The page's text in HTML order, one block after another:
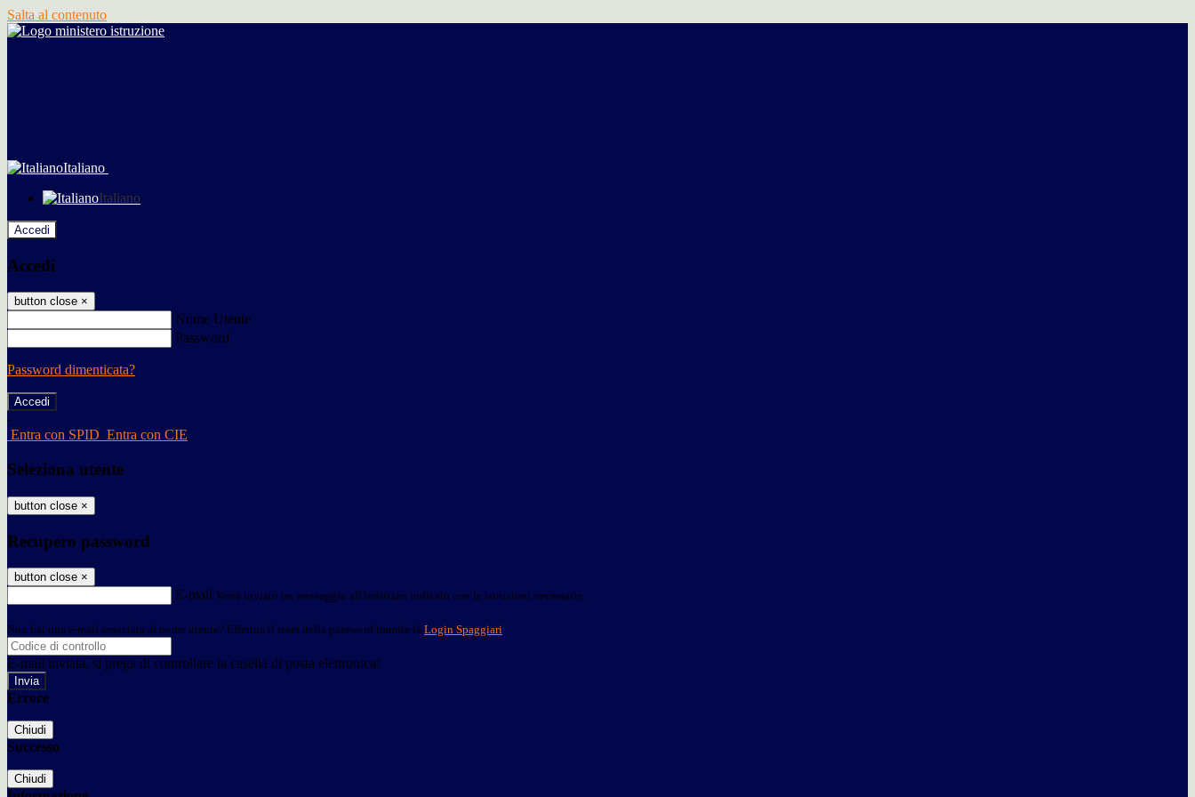
Salta al contenuto
Italiano
Italiano
Accedi
Accedi
button close ×
Nome Utente
Password
Password dimenticata?
-
Entra con SPID Entra con CIE
Seleziona utente
button close ×
Recupero password
button close ×
E-mail Verrà inviato un messaggio all'indirizzo indicato con le istruzioni necessarie.
Non hai una e-mail associata al nome utente? Effettua il reset della password tramite la Login Spaggiari
E-mail inviata, si prega di controllare la casella di posta elettronica!
Errore
Chiudi
Successo
Chiudi